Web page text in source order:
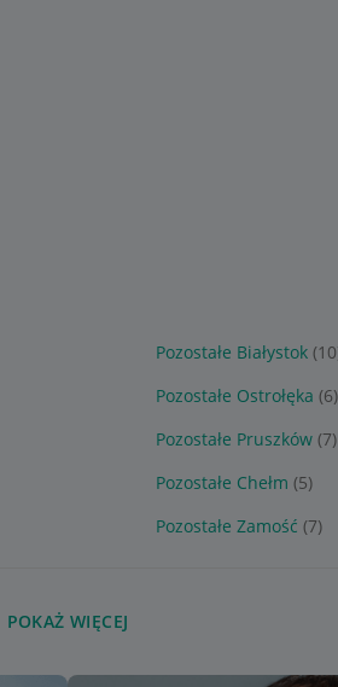
Pozostałe Białystok
Pozostałe Ostrołęka (6)
Pozostałe Pruszków (7)
Pozostałe Chełm (5)
Pozostałe Zamość (7)
POKAŻ WIĘCEJ